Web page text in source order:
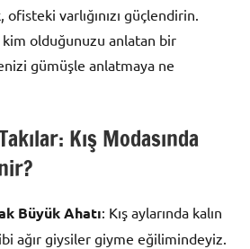
varlığınızı güçlendirin.
kim olduğunuzu anlatan bir
gümüşle anlatmaya ne
Kış Modasında
Büyük Ahatı: Kış aylarında kalın
ağır giysiler giyme eğilimindeyiz.